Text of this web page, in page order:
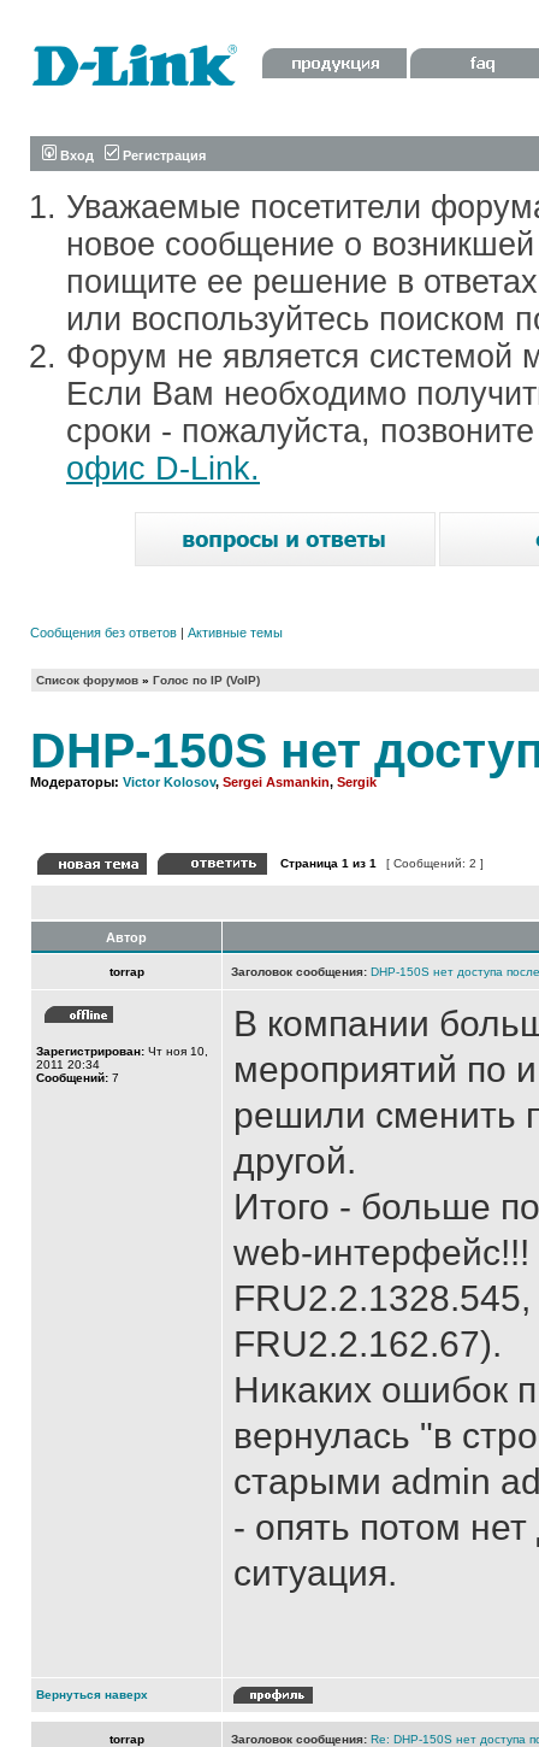
Вход Регистрация
Уважаемые посетители
новое сообщение о
поищите ее решение в
или воспользуйтесь поиском
Форум не является системой
Если Вам необходимо
сроки - пожалуйста,
офис D-Link.
Сообщения без ответов | Активные темы
Список форумов » Голос по IP (VoIP)
DHP-150S нет
Модераторы: Victor Kolosov, Sergei Asmankin, Sergik
Страница 1 из 1 [ Сообщений: 2 ]
Автор
torrap Заголовок сообщения: DHP-150S нет доступа
Зарегистрирован: Чт ноя 10,
2011 20:34
Сообщений: 7
В компании
мероприятий по
решили сменить
другой.
Итого - больше
web-интерфейс!!!
FRU2.2.1328.545,
FRU2.2.162.67).
Никаких ошибок
вернулась "в
старыми admin
- опять потом
ситуация.
Вернуться наверх
torrap Заголовок сообщения: Re: DHP-150S нет доступа